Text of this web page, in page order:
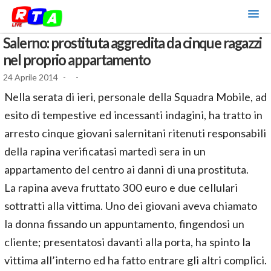
Salerno: prostituta aggredita da cinque ragazzi
nel proprio appartamento
24 Aprile 2014 - -
Nella serata di ieri, personale della Squadra Mobile, ad
esito di tempestive ed incessanti indagini, ha tratto in
arresto cinque giovani salernitani ritenuti responsabili
della rapina verificatasi martedì sera in un
appartamento del centro ai danni di una prostituta.
La rapina aveva fruttato 300 euro e due cellulari
sottratti alla vittima. Uno dei giovani aveva chiamato
la donna fissando un appuntamento, fingendosi un
cliente; presentatosi davanti alla porta, ha spinto la
vittima all’interno ed ha fatto entrare gli altri complici.